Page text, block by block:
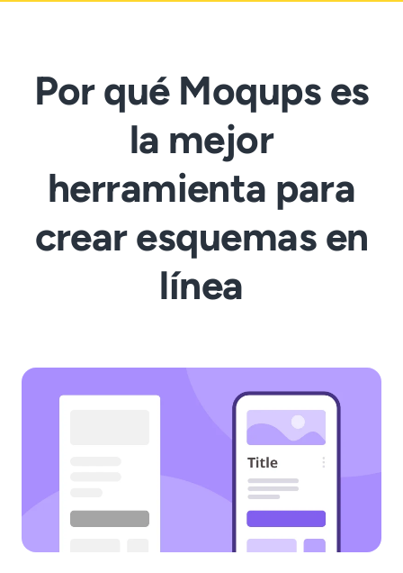
Por qué Moqups es
la mejor
herramienta para
crear esquemas en
línea